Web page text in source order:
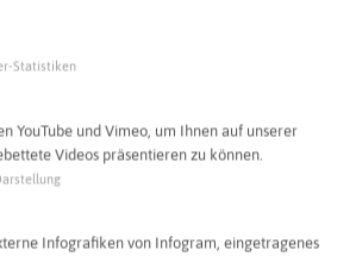
Statistiken
YouTube und Vimeo, um Ihnen auf unserer
Videos präsentieren zu können.
Infografiken von Infogram, eingetragenes